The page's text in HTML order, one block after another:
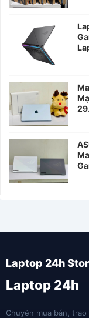
Laptop 24h
Chuyên mua bán,